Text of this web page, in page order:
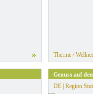
» Therme /
Genuss auf
DE | Region